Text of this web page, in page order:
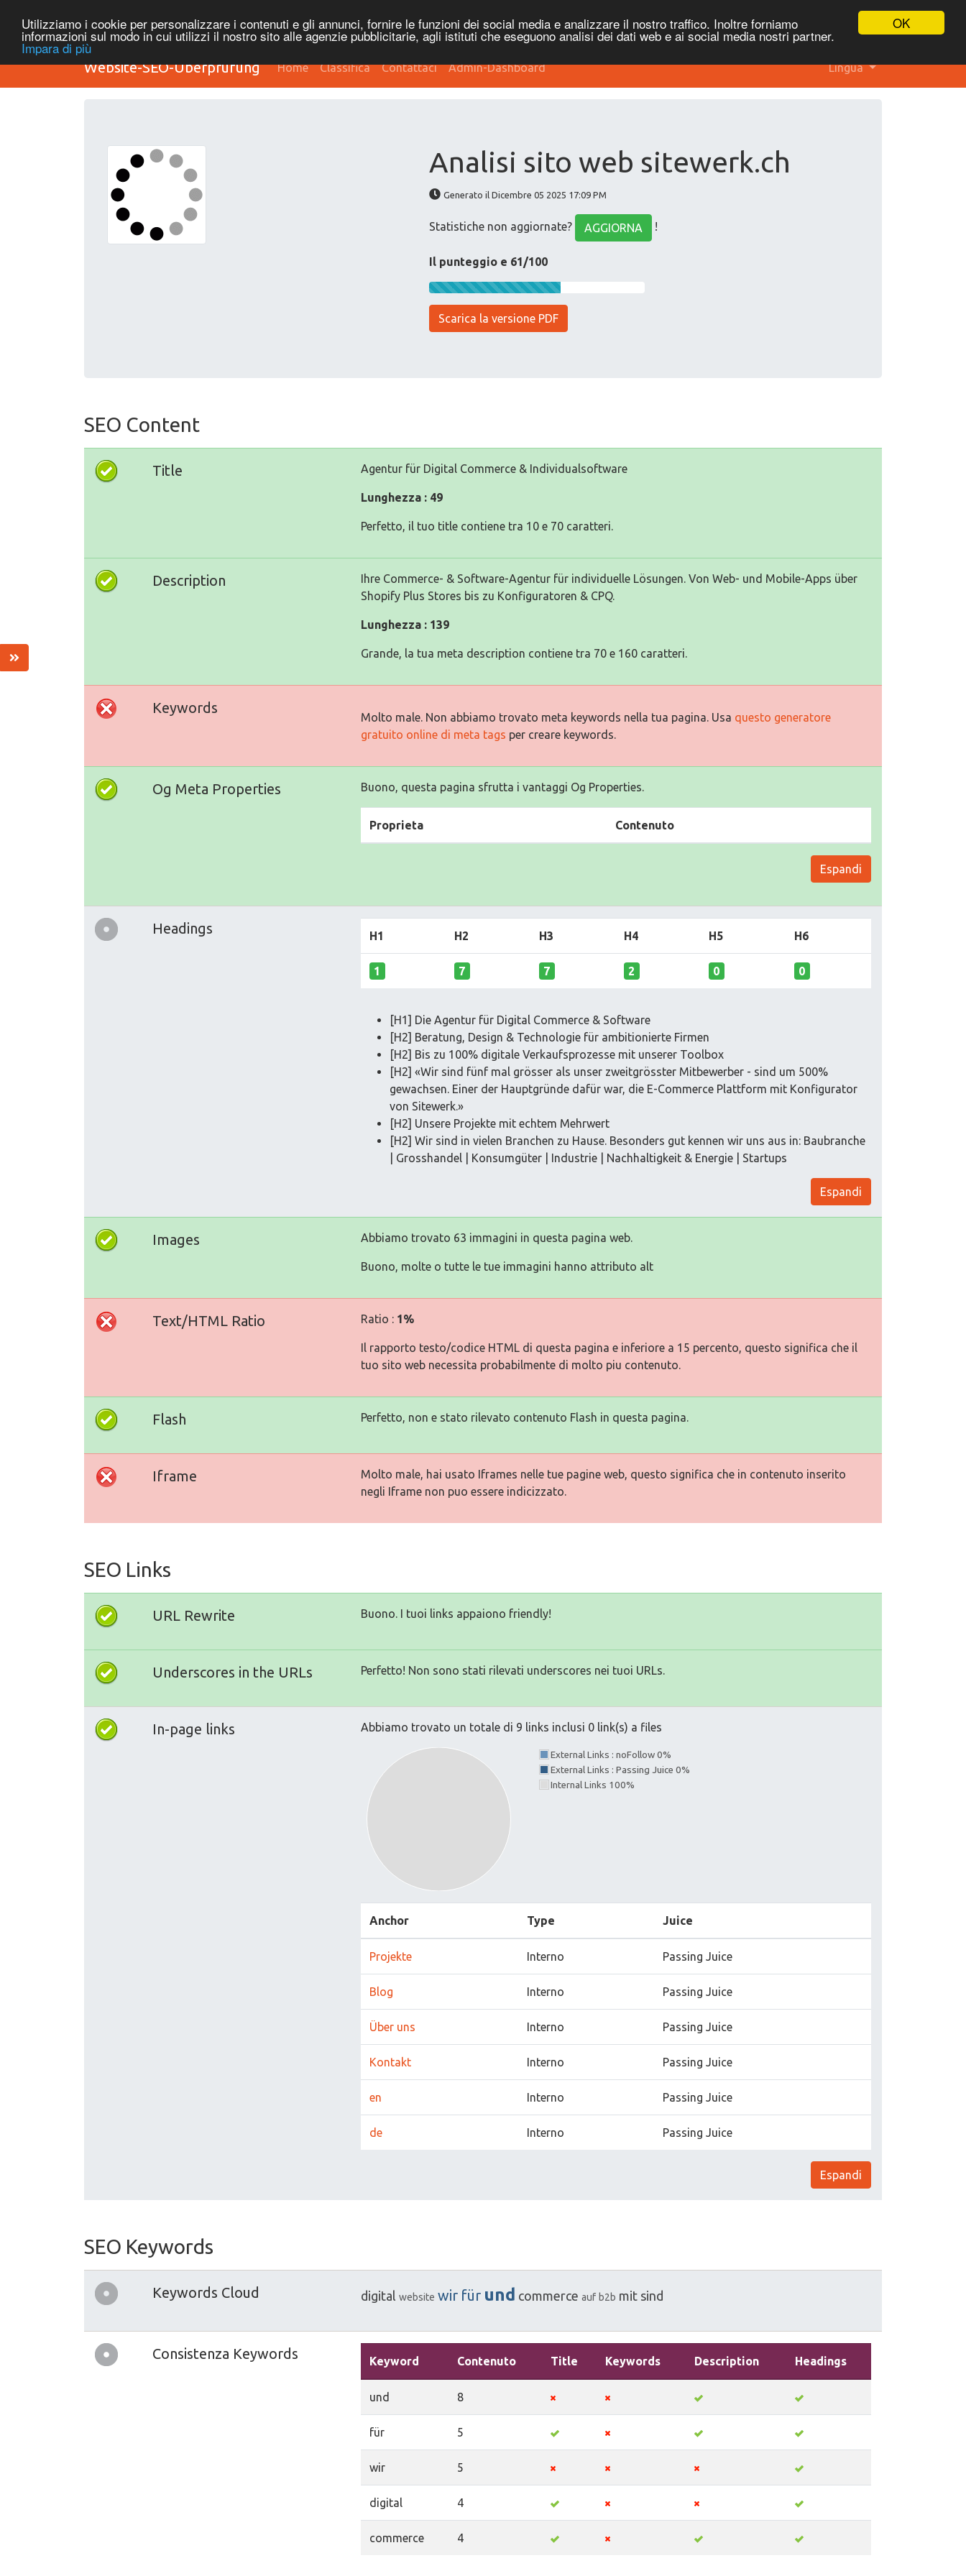
OK
Utilizziamo i cookie per personalizzare i contenuti e gli annunci, fornire le funzioni dei social media e analizzare il nostro traffico. Inoltre forniamo
informazioni sul modo in cui utilizzi il nostro sito alle agenzie pubblicitarie, agli istituti che eseguono analisi dei dati web e ai social media nostri partner.
Impara di più
Website-SEO-Überprüfung Home Classifica Contattaci Admin-Dashboard Lingua
Analisi sito web sitewerk.ch
Generato il Dicembre 05 2025 17:09 PM
Statistiche non aggiornate? AGGIORNA !
Il punteggio e 61/100
Scarica la versione PDF
SEO Content
Title Agentur für Digital Commerce & Individualsoftware
Lunghezza : 49
Perfetto, il tuo title contiene tra 10 e 70 caratteri.
Description
Ihre Commerce- & Software-Agentur für individuelle Lösungen. Von Web- und Mobile-Apps über
Shopify Plus Stores bis zu Konfiguratoren & CPQ.
Lunghezza : 139
Grande, la tua meta description contiene tra 70 e 160 caratteri.
Keywords
Molto male. Non abbiamo trovato meta keywords nella tua pagina. Usa questo generatore
gratuito online di meta tags per creare keywords.
Og Meta Properties Buono, questa pagina sfrutta i vantaggi Og Properties.
Proprieta Contenuto
Espandi
Headings H1 H2 H3 H4 H5 H6
1 7 7 2 0 0
[H1] Die Agentur für Digital Commerce & Software
[H2] Beratung, Design & Technologie für ambitionierte Firmen
[H2] Bis zu 100% digitale Verkaufsprozesse mit unserer Toolbox
[H2] «Wir sind fünf mal grösser als unser zweitgrösster Mitbewerber - sind um 500%
gewachsen. Einer der Hauptgründe dafür war, die E-Commerce Plattform mit Konfigurator
von Sitewerk.»
[H2] Unsere Projekte mit echtem Mehrwert
[H2] Wir sind in vielen Branchen zu Hause. Besonders gut kennen wir uns aus in: Baubranche
| Grosshandel | Konsumgüter | Industrie | Nachhaltigkeit & Energie | Startups
Espandi
Images Abbiamo trovato 63 immagini in questa pagina web.
Buono, molte o tutte le tue immagini hanno attributo alt
Text/HTML Ratio Ratio : 1%
Il rapporto testo/codice HTML di questa pagina e inferiore a 15 percento, questo significa che il
tuo sito web necessita probabilmente di molto piu contenuto.
Flash Perfetto, non e stato rilevato contenuto Flash in questa pagina.
Iframe
Molto male, hai usato Iframes nelle tue pagine web, questo significa che in contenuto inserito
negli Iframe non puo essere indicizzato.
SEO Links
URL Rewrite Buono. I tuoi links appaiono friendly!
Underscores in the URLs Perfetto! Non sono stati rilevati underscores nei tuoi URLs.
In-page links Abbiamo trovato un totale di 9 links inclusi 0 link(s) a files
External Links : noFollow 0%
External Links : Passing Juice 0%
Internal Links 100%
Anchor Type Juice
Projekte Interno Passing Juice
Blog Interno Passing Juice
Über uns Interno Passing Juice
Kontakt Interno Passing Juice
en Interno Passing Juice
de Interno Passing Juice
Espandi
SEO Keywords
Keywords Cloud digital website wir für und commerce auf b2b mit sind
Consistenza Keywords Keyword Contenuto Title Keywords Description Headings
und 8
für 5
wir 5
digital 4
commerce 4